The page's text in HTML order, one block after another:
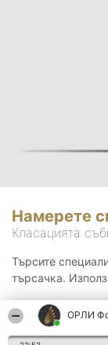
ОРЛИ
Намерете
Класацията
Търсите
търсачка.